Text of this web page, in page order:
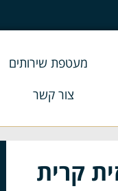
מעטפת שירותים
צור קשר
רחוב הזית קרית